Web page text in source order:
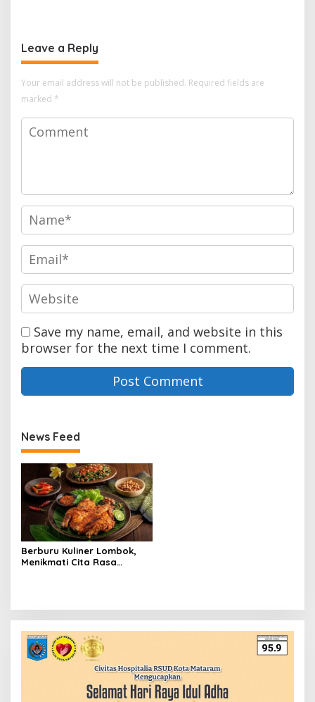
Leave a Reply
Your email address will not be published. Required fields are
marked *
Save my name, email, and website in this
browser for the next time I comment.
News Feed
Berburu Kuliner Lombok,
Menikmati Cita Rasa